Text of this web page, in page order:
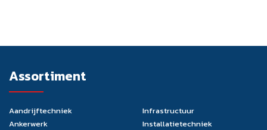
Assortiment
Aandrijftechniek
Ankerwerk
Infrastructuur
Installatietechniek